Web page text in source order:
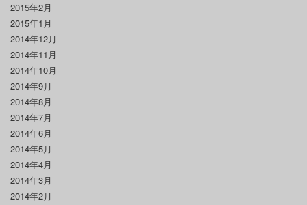
2015年2月
2015年1月
2014年12月
2014年11月
2014年10月
2014年9月
2014年8月
2014年7月
2014年6月
2014年5月
2014年4月
2014年3月
2014年2月